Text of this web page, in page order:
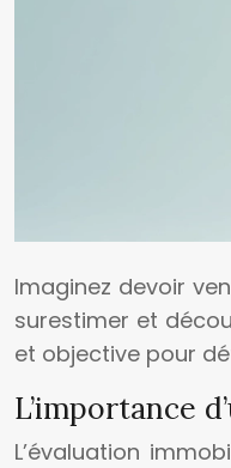
Imaginez devoir
surestimer et
et objective pour
L’importance
L’évaluation